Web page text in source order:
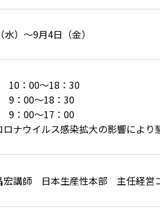
）～9月4日（金）
10：00～18：30
9：00～18：30
9：00～17：00
ナウイルス感染拡大の影響により
講師 日本生産性本部 主任経営